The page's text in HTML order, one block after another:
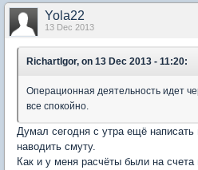
Yola22
13 Dec 2013
RichartIgor, on 13 Dec 2013 - 11:20:
Операционная деятельность идет
все спокойно.
Думал сегодня с утра ещё
наводить смуту.
Как и у меня расчёты были на